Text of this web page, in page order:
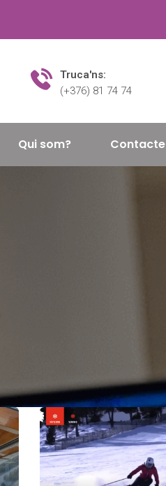
Truca'ns:
(+376) 81 74 74
Qui som? Contacte